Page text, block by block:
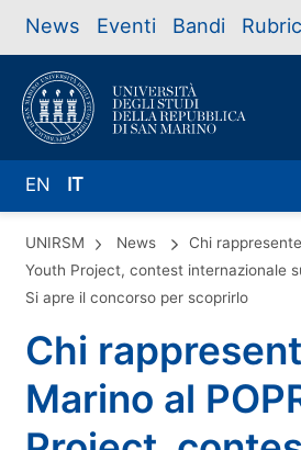
News Eventi Bandi
EN IT
UNIRSM News
Chi
Youth Project, contest internazionale
Si apre il concorso per scoprirlo
Chi
Marino al